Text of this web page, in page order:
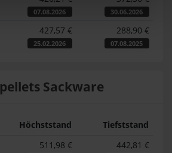
07.08.2026 30.06.2026
427,57 €
25.02.2026
288,90 €
07.08.2025
Sackware
Höchststand
Tiefststand
511,98 € 442,81 €